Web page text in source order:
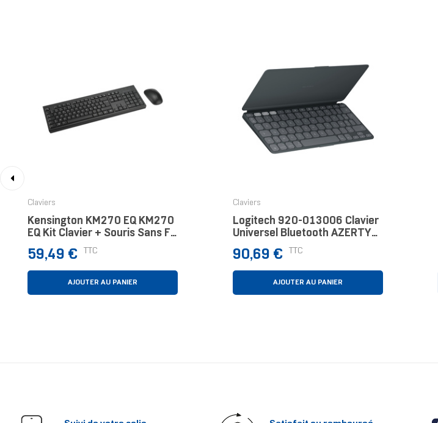
Claviers
Kensington KM270 EQ KM270
EQ Kit Clavier + Souris Sans Fil
Rechargeable
Prix
59,49 € TTC
AJOUTER AU PANIER
Claviers
Logitech 920-013006 Clavier
Universel Bluetooth AZERTY
Français Graphite
Prix
90,69 € TTC
AJOUTER AU PANIER